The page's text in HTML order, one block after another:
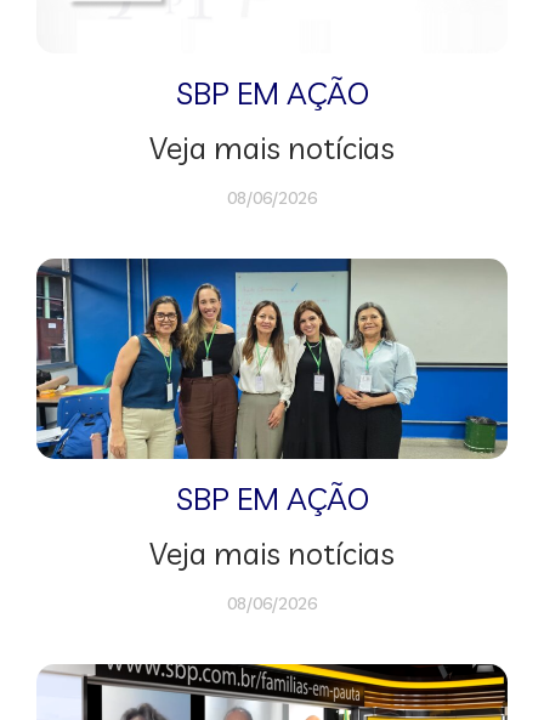
SBP EM AÇÃO
Veja mais notícias
08/06/2026
SBP EM AÇÃO
Veja mais notícias
08/06/2026